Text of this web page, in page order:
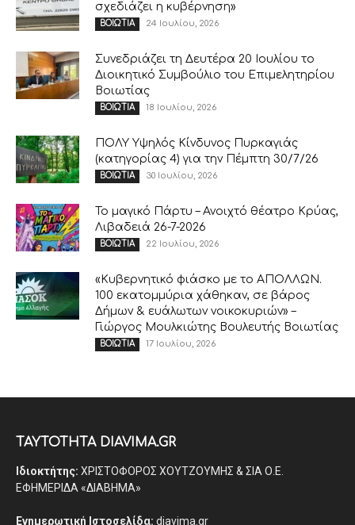
σχεδιάζει η κυβέρνηση»
ΒΟΙΩΤΙΑ 24 Ιουλίου, 2026
Συνεδριάζει τη Δευτέρα 20 Ιουλίου το
Διοικητικό Συμβούλιο του Επιμελητηρίου
Βοιωτίας
ΒΟΙΩΤΙΑ 18 Ιουλίου, 2026
ΠΟΛΥ Υψηλός Κίνδυνος Πυρκαγιάς
(κατηγορίας 4) για την Πέμπτη 30/7/26
ΒΟΙΩΤΙΑ 30 Ιουλίου, 2026
Το μαγικό Πάρτυ – Ανοιχτό θέατρο Κρύας,
Λιβαδειά 26-7-2026
ΒΟΙΩΤΙΑ 22 Ιουλίου, 2026
«Κυβερνητικό φιάσκο με το ΑΠΟΛΛΩΝ.
100 εκατομμύρια χάθηκαν, σε βάρος
Δήμων & ευάλωτων νοικοκυριών» –
Γιώργος Μουλκιώτης Βουλευτής Βοιωτίας
ΒΟΙΩΤΙΑ 17 Ιουλίου, 2026
ΤΑΥΤΟΤΗΤΑ DIAVIMA.GR
Ιδιοκτήτης: ΧΡΙΣΤΟΦΟΡΟΣ ΧΟΥΤΖΟΥΜΗΣ & ΣΙΑ Ο.Ε.
ΕΦΗΜΕΡΙΔΑ «ΔΙΑΒΗΜΑ»
Ενημερωτική Ιστοσελίδα: diavima.gr